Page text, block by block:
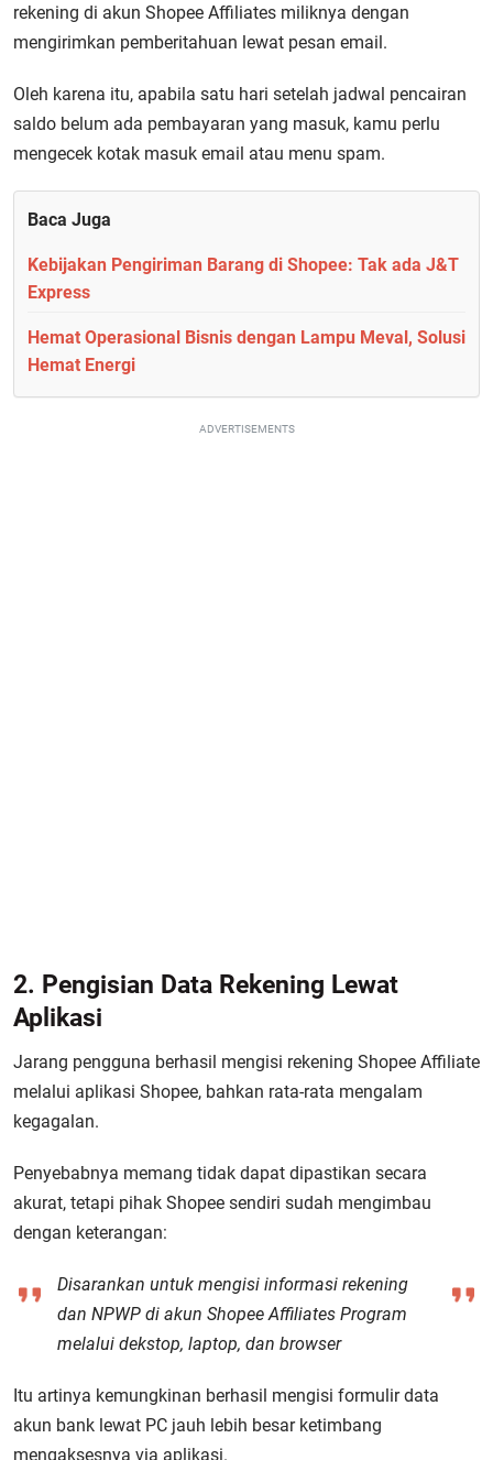
rekening di akun Shopee Affiliates miliknya dengan
mengirimkan pemberitahuan lewat pesan email.
Oleh karena itu, apabila satu hari setelah jadwal pencairan
saldo belum ada pembayaran yang masuk, kamu perlu
mengecek kotak masuk email atau menu spam.
Baca Juga
Kebijakan Pengiriman Barang di Shopee: Tak ada J&T
Express
Hemat Operasional Bisnis dengan Lampu Meval, Solusi
Hemat Energi
ADVERTISEMENTS
2. Pengisian Data Rekening Lewat
Aplikasi
Jarang pengguna berhasil mengisi rekening Shopee Affiliate
melalui aplikasi Shopee, bahkan rata-rata mengalam
kegagalan.
Penyebabnya memang tidak dapat dipastikan secara
akurat, tetapi pihak Shopee sendiri sudah mengimbau
dengan keterangan:
Disarankan untuk mengisi informasi rekening
dan NPWP di akun Shopee Affiliates Program
melalui dekstop, laptop, dan browser
Itu artinya kemungkinan berhasil mengisi formulir data
akun bank lewat PC jauh lebih besar ketimbang
mengaksesnya via aplikasi.